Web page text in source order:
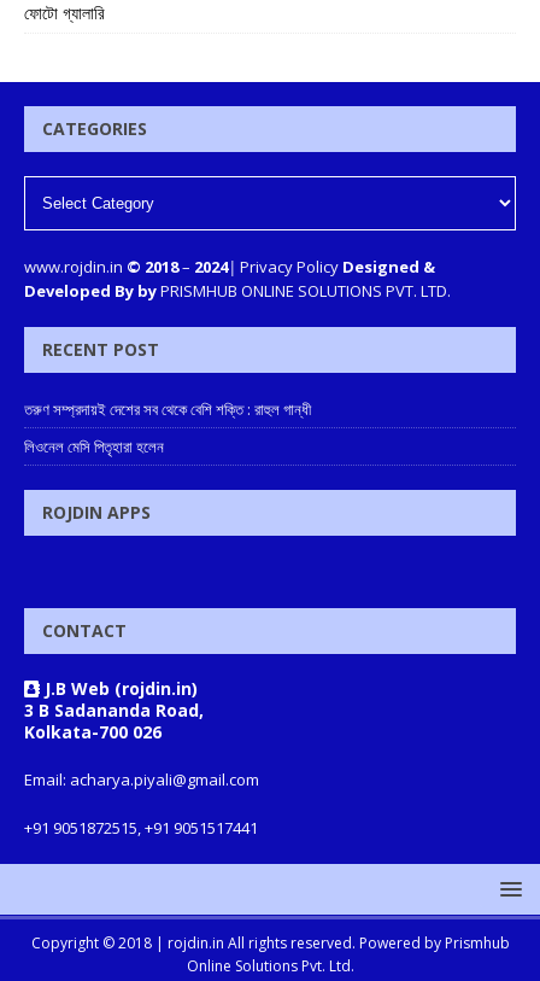
ফোটো গ্যালারি
CATEGORIES
www.rojdin.in © 2018– 2024| Privacy Policy Designed &
Developed By byPRISMHUB ONLINE SOLUTIONS PVT. LTD.
RECENT POST
তরুণ সম্প্রদায়ই দেশের সব থেকে বেশি শক্তি : রাহুল গান্ধী
লিওনেল মেসি পিতৃহারা হলেন
ROJDIN APPS
CONTACT
J.B Web (rojdin.in)
3 B Sadananda Road,
Kolkata-700 026
Email: acharya.piyali@gmail.com
+91 9051872515, +91 9051517441
Copyright © 2018 | rojdin.in All rights reserved. Powered by Prismhub
Online Solutions Pvt. Ltd.